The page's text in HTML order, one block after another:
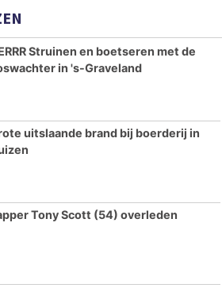
Struinen en boetseren met de
in 's-Graveland
uitslaande brand bij boerderij in
Tony Scott (54) overleden